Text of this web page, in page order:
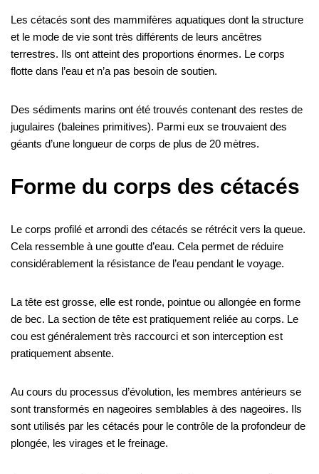
Les cétacés sont des mammifères aquatiques dont la structure
et le mode de vie sont très différents de leurs ancêtres
terrestres. Ils ont atteint des proportions énormes. Le corps
flotte dans l’eau et n’a pas besoin de soutien.
Des sédiments marins ont été trouvés contenant des restes de
jugulaires (baleines primitives). Parmi eux se trouvaient des
géants d’une longueur de corps de plus de 20 mètres.
Forme du corps des cétacés
Le corps profilé et arrondi des cétacés se rétrécit vers la queue.
Cela ressemble à une goutte d’eau. Cela permet de réduire
considérablement la résistance de l’eau pendant le voyage.
La tête est grosse, elle est ronde, pointue ou allongée en forme
de bec. La section de tête est pratiquement reliée au corps. Le
cou est généralement très raccourci et son interception est
pratiquement absente.
Au cours du processus d’évolution, les membres antérieurs se
sont transformés en nageoires semblables à des nageoires. Ils
sont utilisés par les cétacés pour le contrôle de la profondeur de
plongée, les virages et le freinage.